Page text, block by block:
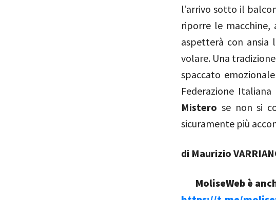
l’arrivo sotto il
riporre le macchine,
aspetterà con ansia
volare. Una
spaccato
Federazione
Mistero se non si
sicuramente più
di Maurizio
MoliseWeb è